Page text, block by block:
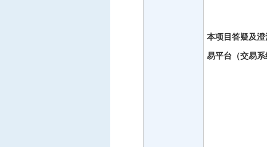
本项目答疑及
易平台（交易